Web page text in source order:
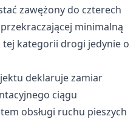
zawężony do czterech
minimalną
tej kategorii drogi jedynie o
deklaruje zamiar
ciągu
obsługi ruchu pieszych